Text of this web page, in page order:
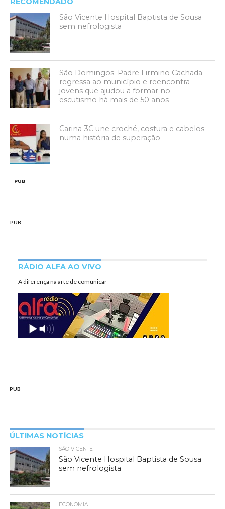
São Vicente Hospital Baptista de Sousa
sem nefrologista
São Domingos: Padre Firmino Cachada
regressa ao município e reencontra
jovens que ajudou a formar no
escutismo há mais de 50 anos
Carina 3C une croché, costura e cabelos
numa história de superação
PUB
PUB
RÁDIO ALFA AO VIVO
A diferença na arte de comunicar
PUB
ÚLTIMAS NOTÍCIAS
SÃO VICENTE
São Vicente Hospital Baptista de Sousa
sem nefrologista
ECONOMIA